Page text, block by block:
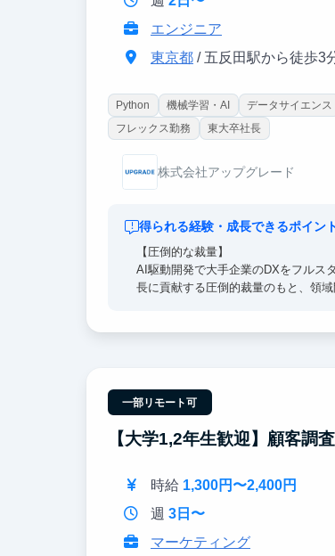
エンジニア
東京都/ 五反田駅から徒歩3
Python 機械学習・AI データサイエンス
フレックス勤務
東大卒社長
株式会社アップグレード
得られる経験・成長できるポイン
【圧倒的な裁量】
AI駆動開発で大手企業のDXをフルス
長に貢献する圧倒的裁量のもと、領
【東大早慶8割】
高倍率を突破したトップ層が集結。
ーン生は戦略コンサル・外銀・総合
一部リモート可
【大学1,2年生歓迎】顧客調
時給 1,300円〜2,400円
週 3日〜
マーケティング